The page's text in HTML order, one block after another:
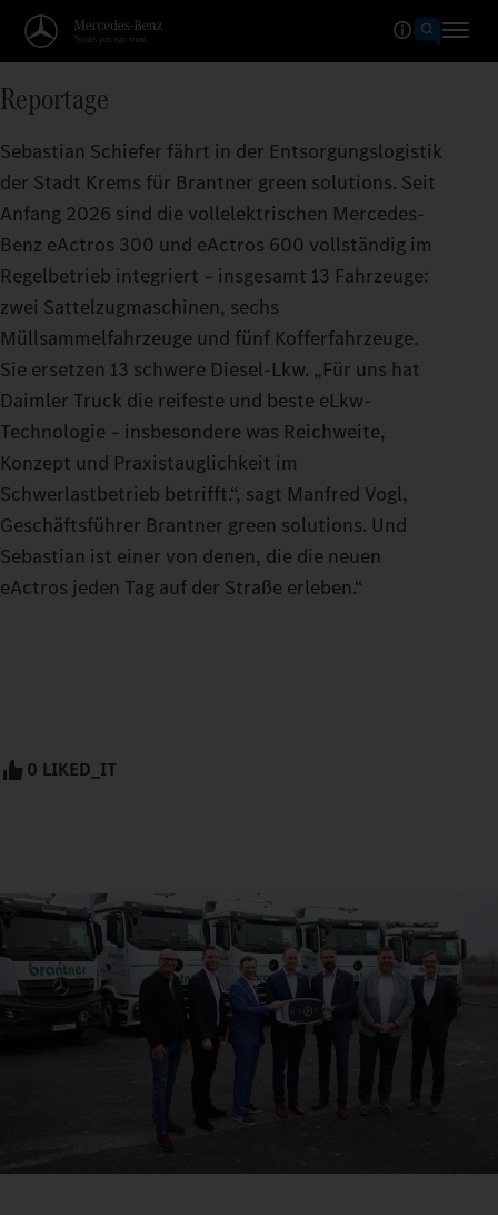
Reportage
Sebastian Schiefer fährt in der Entsorgungslogistik
der Stadt Krems für Brantner green solutions. Seit
Anfang 2026 sind die vollelektrischen Mercedes-
Benz eActros 300 und eActros 600 vollständig im
Regelbetrieb integriert – insgesamt 13 Fahrzeuge:
zwei Sattelzugmaschinen, sechs
Müllsammelfahrzeuge und fünf Kofferfahrzeuge.
Sie ersetzen 13 schwere Diesel-Lkw. „Für uns hat
Daimler Truck die reifeste und beste eLkw-
Technologie – insbesondere was Reichweite,
Konzept und Praxistauglichkeit im
Schwerlastbetrieb betrifft.“, sagt Manfred Vogl,
Geschäftsführer Brantner green solutions. Und
Sebastian ist einer von denen, die die neuen
eActros jeden Tag auf der Straße erleben.“
0 LIKED_IT